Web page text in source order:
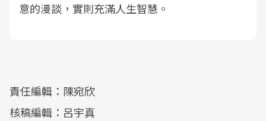
意的漫談，實則充滿人生智慧。
責任編輯：陳宛欣
核稿編輯：呂宇真